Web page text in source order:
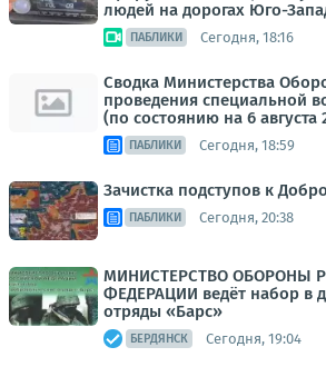
людей на дорогах Юго-
ПАБЛИКИ Сегодня, 18:16
Сводка Министерства
проведения специальной
(по состоянию на 6 августа
ПАБЛИКИ Сегодня, 18:59
Зачистка подступов к
ПАБЛИКИ Сегодня, 20:38
МИНИСТЕРСТВО ОБОРОНЫ
ФЕДЕРАЦИИ ведёт набор в
отряды «Барс»
БЕРДЯНСК Сегодня, 19:04